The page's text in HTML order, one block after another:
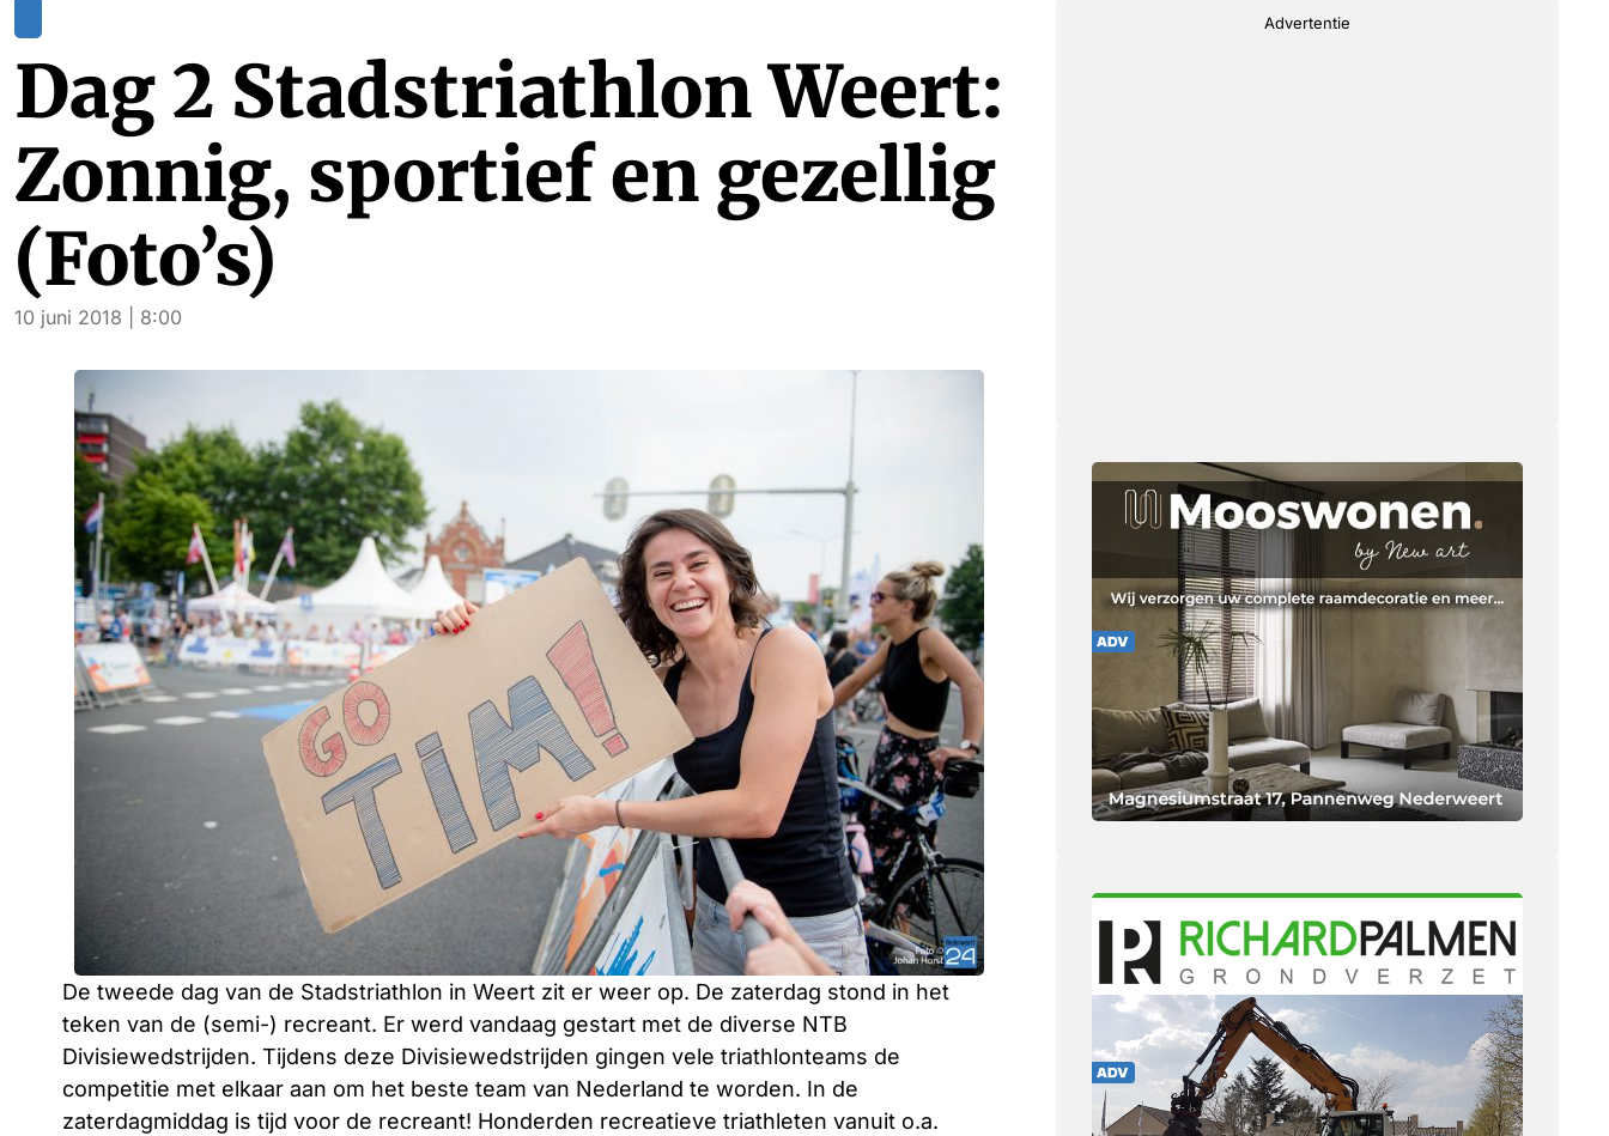
Dag 2 Stadstriathlon Weert:
Zonnig, sportief en gezellig
(Foto’s)
10 juni 2018 | 8:00
De tweede dag van de Stadstriathlon in Weert zit er weer op. De zaterdag stond in het
teken van de (semi-) recreant. Er werd vandaag gestart met de diverse NTB
Divisiewedstrijden. Tijdens deze Divisiewedstrijden gingen vele triathlonteams de
competitie met elkaar aan om het beste team van Nederland te worden. In de
zaterdagmiddag is tijd voor de recreant! Honderden recreatieve triathleten vanuit o.a.
Advertentie